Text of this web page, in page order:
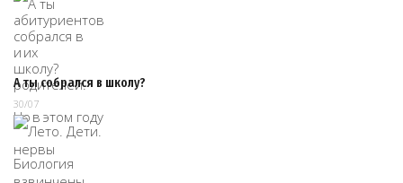
А ты собрался в школу?
30/07